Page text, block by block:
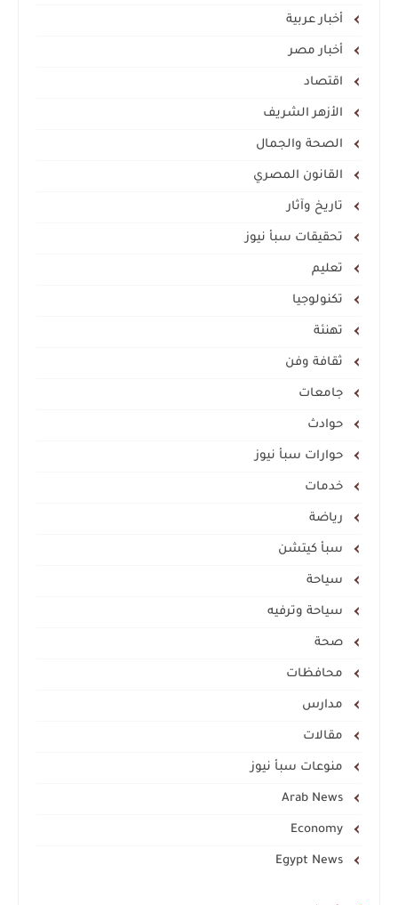
أخبار عربية
أخبار مصر
اقتصاد
الأزهر الشريف
الصحة والجمال
القانون المصري
تاريخ وآثار
تحقيقات سبأ نيوز
تعليم
تكنولوجيا
تهنئة
ثقافة وفن
جامعات
حوادث
حوارات سبأ نيوز
خدمات
رياضة
سبأ كيتشن
سياحة
سياحة وترفيه
صحة
محافظات
مدارس
مقالات
منوعات سبأ نيوز
Arab News
Economy
Egypt News